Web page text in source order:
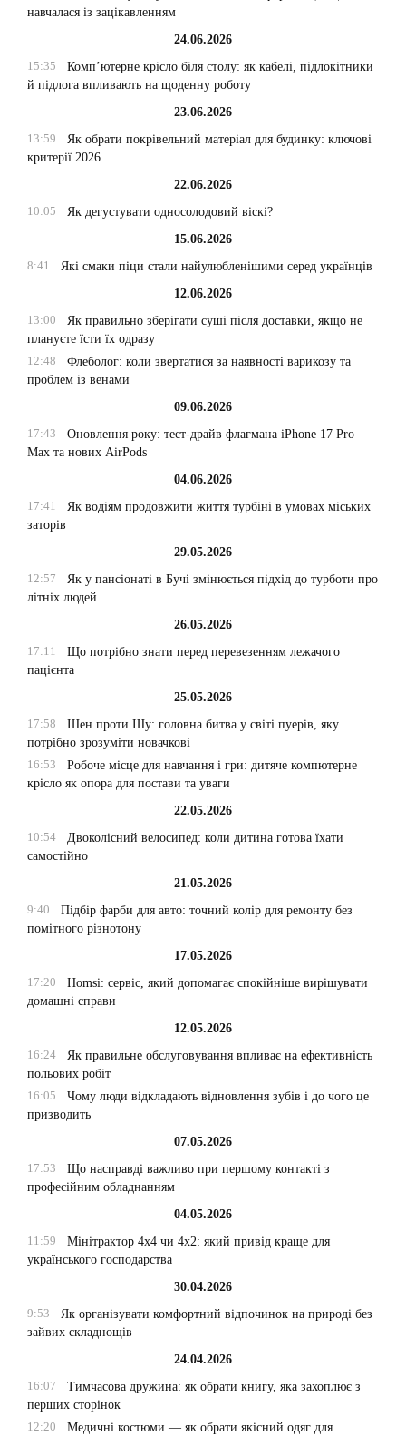
навчалася із зацікавленням
24.06.2026
15:35
Комп’ютерне крісло біля столу: як кабелі, підлокітники
й підлога впливають на щоденну роботу
23.06.2026
13:59
Як обрати покрівельний матеріал для будинку: ключові
критерії 2026
22.06.2026
10:05
Як дегустувати односолодовий віскі?
15.06.2026
8:41
Які смаки піци стали найулюбленішими серед українців
12.06.2026
13:00
Як правильно зберігати суші після доставки, якщо не
плануєте їсти їх одразу
12:48
Флеболог: коли звертатися за наявності варикозу та
проблем із венами
09.06.2026
17:43
Оновлення року: тест-драйв флагмана iPhone 17 Pro
Max та нових AirPods
04.06.2026
17:41
Як водіям продовжити життя турбіні в умовах міських
заторів
29.05.2026
12:57
Як у пансіонаті в Бучі змінюється підхід до турботи про
літніх людей
26.05.2026
17:11
Що потрібно знати перед перевезенням лежачого
пацієнта
25.05.2026
17:58
Шен проти Шу: головна битва у світі пуерів, яку
потрібно зрозуміти новачкові
16:53
Робоче місце для навчання і гри: дитяче компютерне
крісло як опора для постави та уваги
22.05.2026
10:54
Двоколісний велосипед: коли дитина готова їхати
самостійно
21.05.2026
9:40
Підбір фарби для авто: точний колір для ремонту без
помітного різнотону
17.05.2026
17:20
Homsi: сервіс, який допомагає спокійніше вирішувати
домашні справи
12.05.2026
16:24
Як правильне обслуговування впливає на ефективність
польових робіт
16:05
Чому люди відкладають відновлення зубів і до чого це
призводить
07.05.2026
17:53
Що насправді важливо при першому контакті з
професійним обладнанням
04.05.2026
11:59
Мінітрактор 4х4 чи 4х2: який привід краще для
українського господарства
30.04.2026
9:53
Як організувати комфортний відпочинок на природі без
зайвих складнощів
24.04.2026
16:07
Тимчасова дружина: як обрати книгу, яка захоплює з
перших сторінок
12:20
Медичні костюми — як обрати якісний одяг для